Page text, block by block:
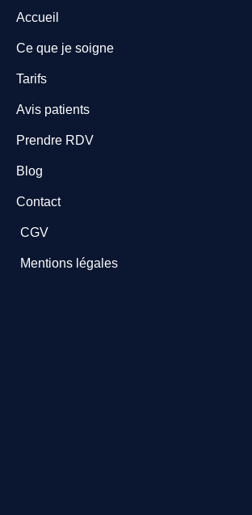
Accueil
Ce que je soigne
Tarifs
Avis patients
Prendre RDV
Blog
Contact
CGV
Mentions légales